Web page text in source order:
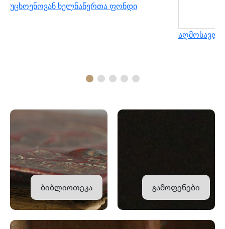
უცხოენოვან ხელნაწერთა ფონდი
ბიბლიოთეკა გამოფენები